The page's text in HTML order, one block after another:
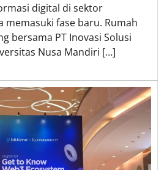
digital di sektor
memasuki fase baru. Rumah
bersama PT Inovasi Solusi
Nusa Mandiri […]